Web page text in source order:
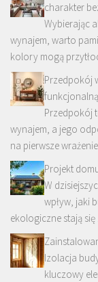
charakter
Wybierając
wynajem, warto
kolory mogą
Przedpokój
Przedpokój
wynajem, a jego
na pierwsze
Projekt
W
wpływ, jaki
ekologiczne stają
Izolacja
kluczowy